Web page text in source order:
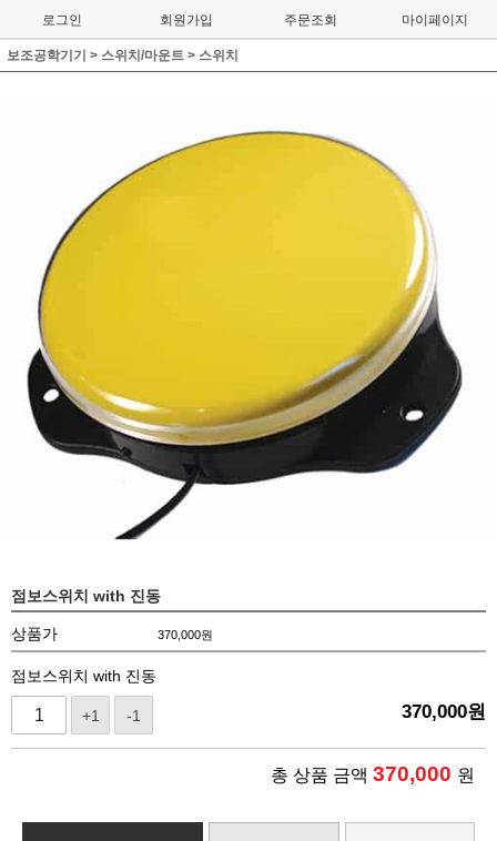
로그인 회원가입 주문조회 마이페이지
보조공학기기 > 스위치/마운트 > 스위치
점보스위치 with 진동
상품가 370,000원
점보스위치 with 진동
+1 -1 370,000원
총 상품 금액 370,000 원